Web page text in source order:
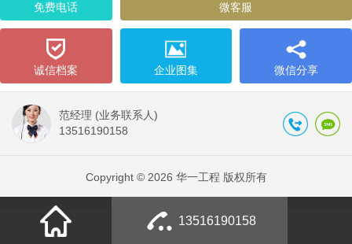
免费电话 微客服
诚信档案 企业图集 微信分享
范经理 (业务联系人)
13516190158
Copyright © 2026 华一工程 版权所有
13516190158